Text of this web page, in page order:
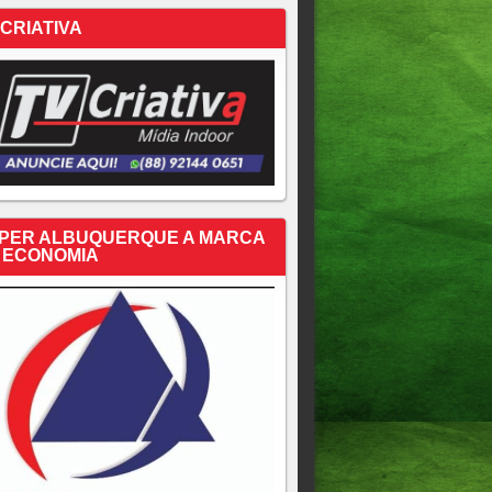
ALBUQUERQUE A MARCA
ECONOMIA